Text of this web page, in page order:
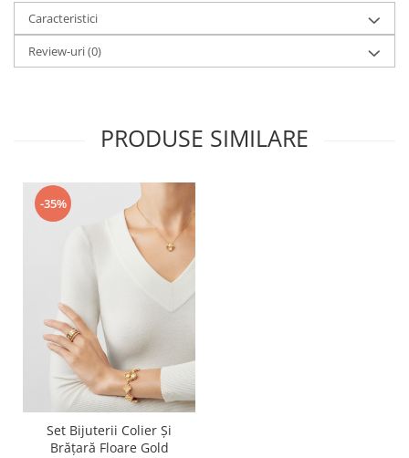
Caracteristici
Review-uri(0)
PRODUSE SIMILARE
-35%
Set Bijuterii Colier Și
Brățară Floare Gold